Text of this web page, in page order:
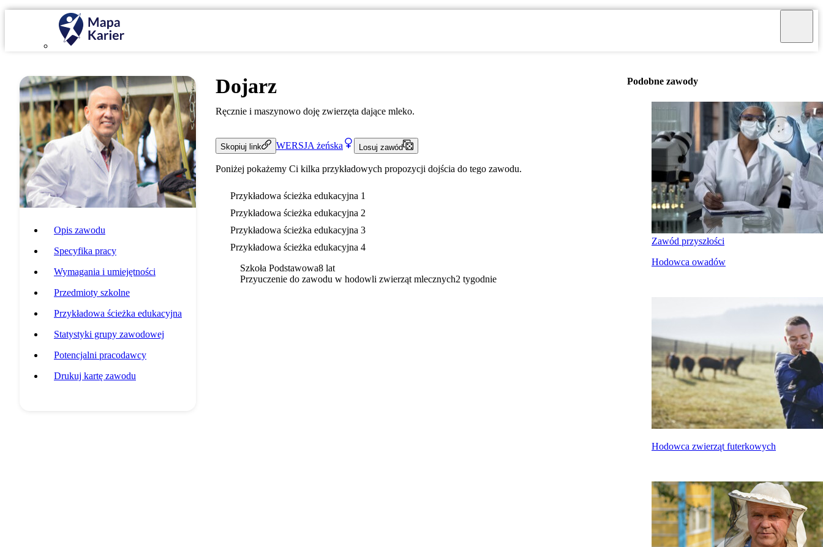
Opis zawodu
Specyfika pracy
Wymagania i umiejętności
Przedmioty szkolne
Przykładowa ścieżka edukacyjna
Statystyki grupy zawodowej
Potencjalni pracodawcy
Drukuj kartę zawodu
Dojarz
Ręcznie i maszynowo doję zwierzęta dające mleko.
Skopiuj link WERSJA żeńska Losuj zawód
Poniżej pokażemy Ci kilka przykładowych propozycji dojścia do tego zawodu.
Przykładowa ścieżka edukacyjna 1
Przykładowa ścieżka edukacyjna 2
Przykładowa ścieżka edukacyjna 3
Przykładowa ścieżka edukacyjna 4
Szkoła Podstawowa8 lat
Przyuczenie do zawodu w hodowli zwierząt mlecznych2 tygodnie
Podobne zawody
Zawód przyszłości
Hodowca owadów
Hodowca zwierząt futerkowych